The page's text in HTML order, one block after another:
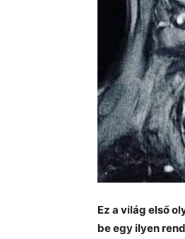
Ez a világ első
be egy ilyen